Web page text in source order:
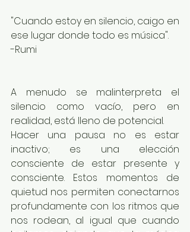
"Cuando estoy en silencio, caigo en
ese lugar donde todo es música".
-Rumi
A menudo se malinterpreta el
silencio como vacío, pero en
realidad, está lleno de potencial.
Hacer una pausa no es estar
inactivo; es una elección
consciente de estar presente y
consciente. Estos momentos de
quietud nos permiten conectarnos
profundamente con los ritmos que
nos rodean, al igual que cuando